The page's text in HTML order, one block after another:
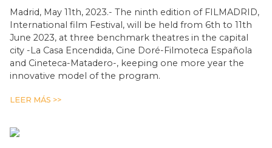
Madrid, May 11th, 2023.- The ninth edition of FILMADRID,
International film Festival, will be held from 6th to 11th
June 2023, at three benchmark theatres in the capital
city -La Casa Encendida, Cine Doré-Filmoteca Española
and Cineteca-Matadero-, keeping one more year the
innovative model of the program.
LEER MÁS >>